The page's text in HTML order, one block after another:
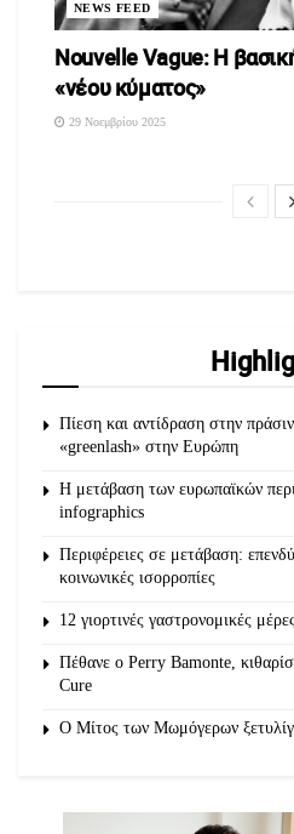
NEWS FEED
Nouvelle Vague: Η
«νέου κύματος»
29 Νοεμβρίου 2025
Πίεση και αντίδραση στην
«greenlash» στην Ευρώπη
Η μετάβαση των ευρωπαϊκών
infographics
Περιφέρειες σε μετάβαση:
κοινωνικές ισορροπίες
12 γιορτινές γαστρονομικές μέρες
Πέθανε ο Perry Bamonte,
Cure
O Μίτος των Μωμόγερων